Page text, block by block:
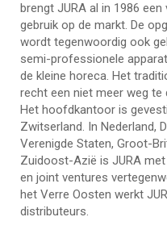
brengt JURA al in 1986
gebruik op de markt. De
wordt tegenwoordig ook
semi-professionele
de kleine horeca. Het
recht een niet meer weg te
Het hoofdkantoor is
Zwitserland. In Nederland,
Verenigde Staten, Groot-
Zuidoost-Azië is JURA
en joint ventures
het Verre Oosten werkt
distributeurs.